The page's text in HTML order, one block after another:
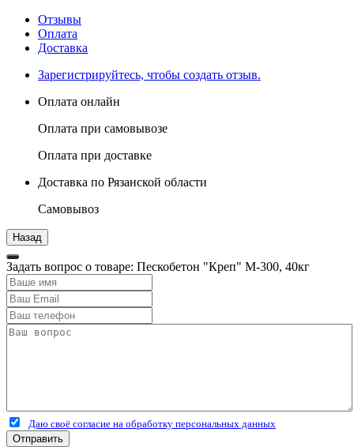
Отзывы
Оплата
Доставка
Зарегистрируйтесь, чтобы создать отзыв.
Оплата онлайн
Оплата при самовывозе
Оплата при доставке
Доставка по Рязанской области
Самовывоз
Задать вопрос о товаре: Пескобетон "Креп" М-300, 40кг
Даю своё согласие на обработку персональных данных
Отправить